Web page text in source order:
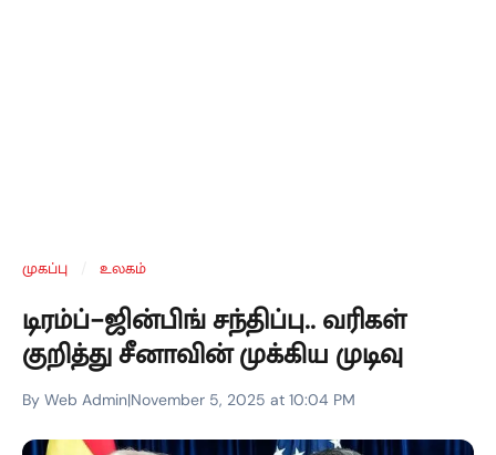
முகப்பு உலகம்
டிரம்ப்-ஜின்பிங் சந்திப்பு.. வரிகள்
குறித்து சீனாவின் முக்கிய முடிவு
By Web Admin|November 5, 2025 at 10:04 PM